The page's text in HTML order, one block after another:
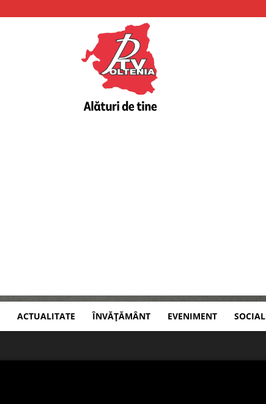
ACTUALITATE ÎNVĂȚĂMÂNT EVENIMENT SOCIAL